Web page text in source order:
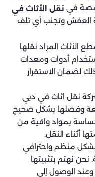
في نقل الأثاث في
العفش وتجنب أي تلف
المراد نقلها
أدوات ومعدات
لضمان الاستقرار
نقل اثاث في دبي
وفصلها بشكل صحيح
بمواد واقية من
أثناء النقل.
منظم واحترافي
نحن نهتم بتثبيتها
وعند الوصول إلى